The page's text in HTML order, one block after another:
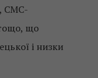
СМС-
що
і низки